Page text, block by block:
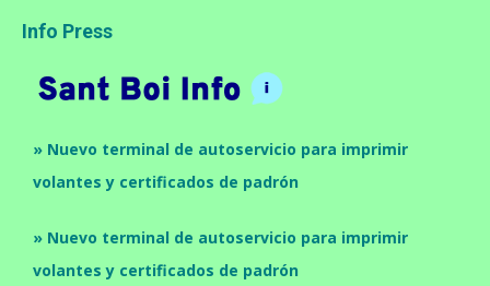
Info Press
» Nuevo terminal de autoservicio para imprimir
volantes y certificados de padrón
» Nuevo terminal de autoservicio para imprimir
volantes y certificados de padrón